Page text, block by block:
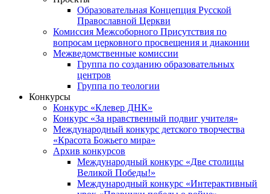
Образовательная Концепция Русской
Православной Церкви
Комиссия Межсоборного Присутствия по
вопросам церковного просвещения и диаконии
Межведомственные комиссии
Группа по созданию образовательных
центров
Группа по теологии
Конкурсы
Конкурс «Клевер ДНК»
Конкурс «За нравственный подвиг учителя»
Международный конкурс детского творчества
«Красота Божьего мира»
Архив конкурсов
Международный конкурс «Две столицы
Великой Победы!»
Международный конкурс «Интерактивный